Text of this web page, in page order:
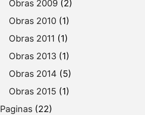
Obras 2009 (2)
Obras 2010 (1)
Obras 2011 (1)
Obras 2013 (1)
Obras 2014 (5)
Obras 2015 (1)
Paginas (22)